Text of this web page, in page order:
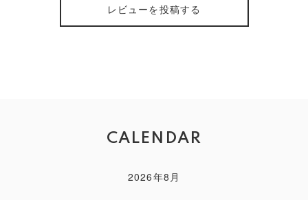
レビューを投稿する
CALENDAR
2026年8月